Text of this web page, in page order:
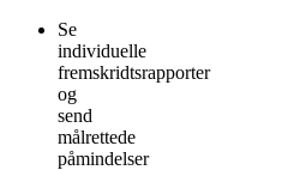
Se
individuelle
fremskridtsrapporter
og
send
målrettede
påmindelser